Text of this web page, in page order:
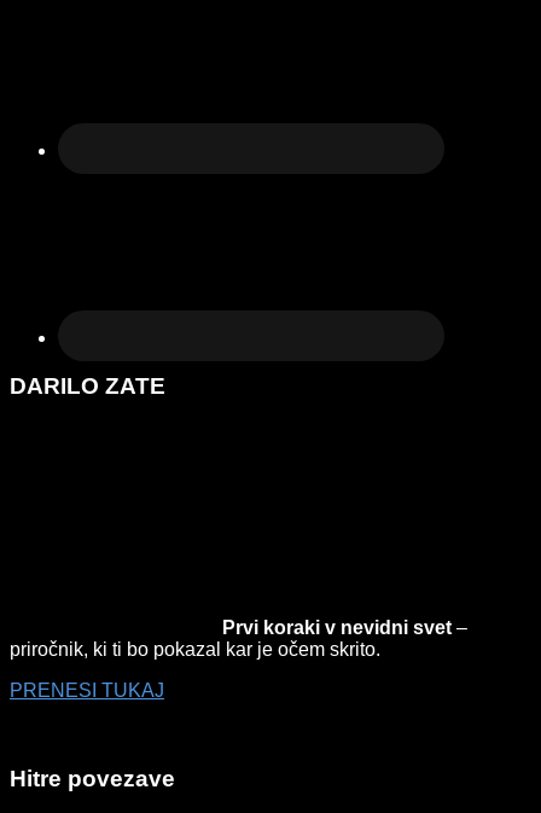
DARILO ZATE
Prvi koraki v nevidni svet –
priročnik, ki ti bo pokazal kar je očem skrito.
PRENESI TUKAJ
Hitre povezave